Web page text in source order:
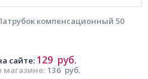
компенсационный 50
магазине: 136 руб.
сайте: 129 руб.